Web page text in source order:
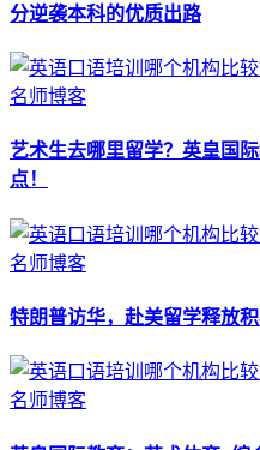
分逆袭本科的优质出路
名师博客
艺术生去哪里留学？英皇国
点！
名师博客
特朗普访华，赴美留学释放
名师博客